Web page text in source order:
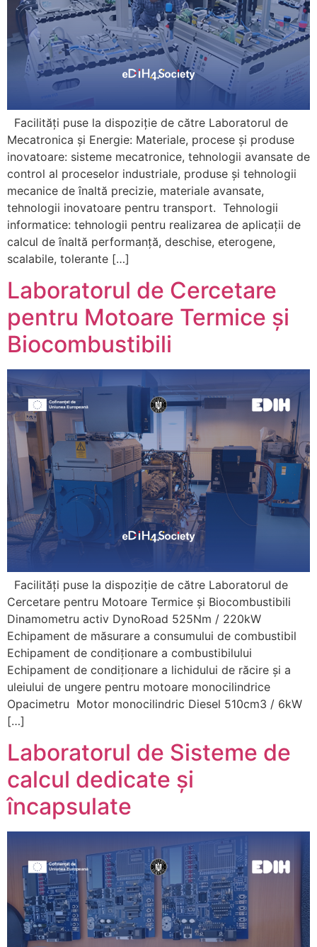
Facilități puse la dispoziție de către Laboratorul de
Mecatronica și Energie: Materiale, procese și produse
inovatoare: sisteme mecatronice, tehnologii avansate de
control al proceselor industriale, produse și tehnologii
mecanice de înaltă precizie, materiale avansate,
tehnologii inovatoare pentru transport. Tehnologii
informatice: tehnologii pentru realizarea de aplicații de
calcul de înaltă performanță, deschise, eterogene,
scalabile, tolerante […]
Laboratorul de Cercetare
pentru Motoare Termice și
Biocombustibili
Facilități puse la dispoziție de către Laboratorul de
Cercetare pentru Motoare Termice și Biocombustibili
Dinamometru activ DynoRoad 525Nm / 220kW
Echipament de măsurare a consumului de combustibil
Echipament de condiţionare a combustibilului
Echipament de condiţionare a lichidului de răcire şi a
uleiului de ungere pentru motoare monocilindrice
Opacimetru Motor monocilindric Diesel 510cm3 / 6kW
[…]
Laboratorul de Sisteme de
calcul dedicate și
încapsulate